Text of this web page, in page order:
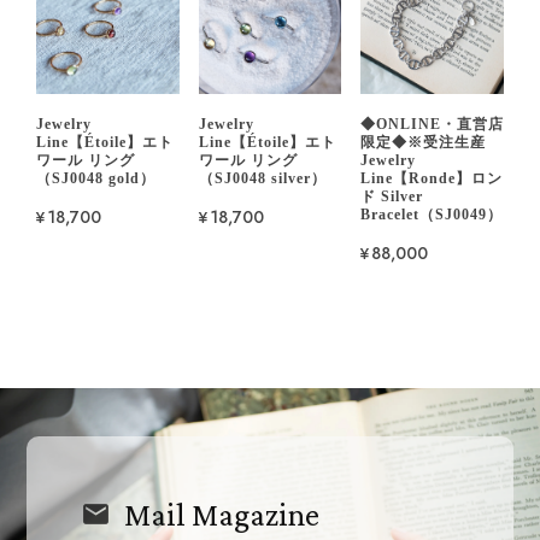
Jewelry
Line【Étoile】エト
ワール リング
（SJ0048 gold）
¥18,700
Jewelry
Line【Étoile】エト
ワール リング
（SJ0048 silver）
¥18,700
◆ONLINE・直営店
限定◆※受注生産
Jewelry
Line【Ronde】ロン
ド Silver
Bracelet（SJ0049）
¥88,000
Mail Magazine